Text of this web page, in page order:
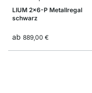
LIUM 2x6-P Metallregal
schwarz
ab 889,00 €